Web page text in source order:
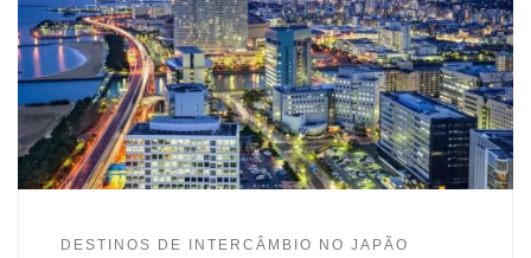
DESTINOS DE INTERCÂMBIO NO JAPÃO